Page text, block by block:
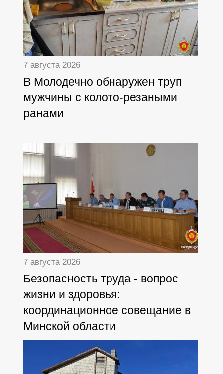
7 августа 2026
В Молодечно обнаружен труп
мужчины с колото-резаными
ранами
7 августа 2026
Безопасность труда - вопрос
жизни и здоровья:
координационное совещание в
Минской области